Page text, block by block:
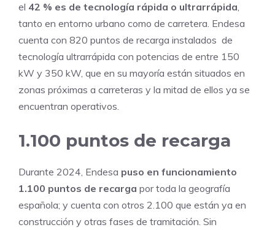
el 42 % es de tecnología rápida o ultrarrápida,
tanto en entorno urbano como de carretera. Endesa
cuenta con 820 puntos de recarga instalados de
tecnología ultrarrápida con potencias de entre 150
kW y 350 kW, que en su mayoría están situados en
zonas próximas a carreteras y la mitad de ellos ya se
encuentran operativos.
1.100 puntos de recarga
Durante 2024, Endesa puso en funcionamiento
1.100 puntos de recarga por toda la geografía
española; y cuenta con otros 2.100 que están ya en
construcción y otras fases de tramitación. Sin